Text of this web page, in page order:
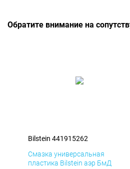
Обратите внимание на
Bilstein 441915262
Смазка универсальная
пластика Bilstein аэр БмД